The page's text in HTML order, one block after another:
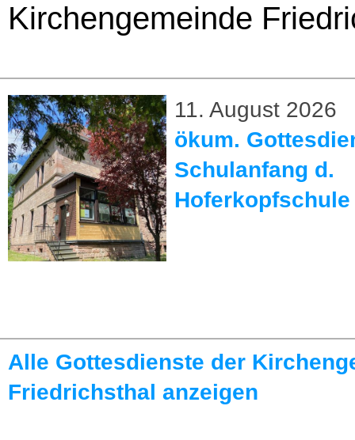
Kirchengemeinde
11. August 2026
ökum.
Schulanfang d.
Hoferkopfschule
Alle Gottesdienste der
Friedrichsthal anzeigen